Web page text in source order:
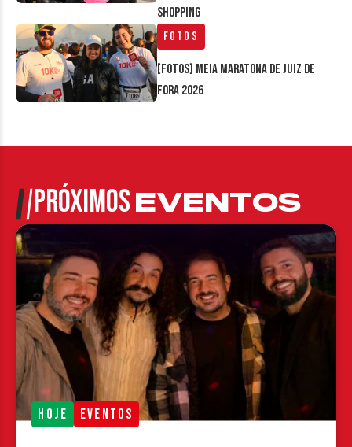
Shopping
Fotos
[FOTOS] Meia Maratona de Juiz de
Fora 2026
PRÓXIMOSEVENTOS
HOJE EVENTOS